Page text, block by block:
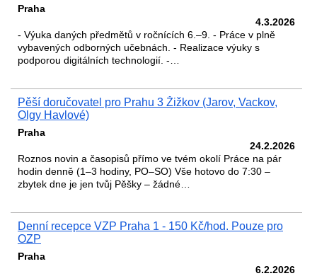
Praha
4.3.2026
- Výuka daných předmětů v ročnících 6.–9. - Práce v plně
vybavených odborných učebnách. - Realizace výuky s
podporou digitálních technologií. -…
Pěší doručovatel pro Prahu 3 Žižkov (Jarov, Vackov,
Olgy Havlové)
Praha
24.2.2026
Roznos novin a časopisů přímo ve tvém okolí Práce na pár
hodin denně (1–3 hodiny, PO–SO) Vše hotovo do 7:30 –
zbytek dne je jen tvůj Pěšky – žádné…
Denní recepce VZP Praha 1 - 150 Kč/hod. Pouze pro
OZP
Praha
6.2.2026